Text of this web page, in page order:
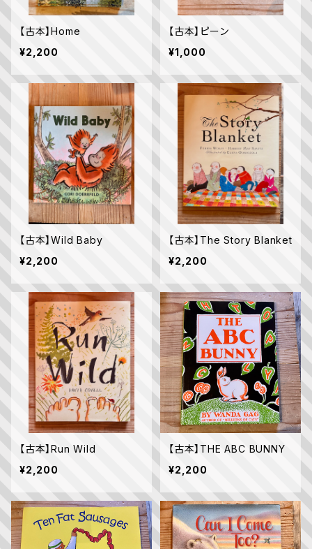
【古本】Home
¥2,200
【古本】ピーン
¥1,000
【古本】Wild Baby
¥2,200
【古本】The Story Blanket
¥2,200
【古本】Run Wild
¥2,200
【古本】THE ABC BUNNY
¥2,200